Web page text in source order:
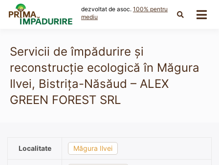
content
dezvoltat de asoc. 100% pentru
mediu
Servicii de împădurire și
reconstrucție ecologică în Măgura
Ilvei, Bistrița-Năsăud – ALEX
GREEN FOREST SRL
Localitate Măgura Ilvei